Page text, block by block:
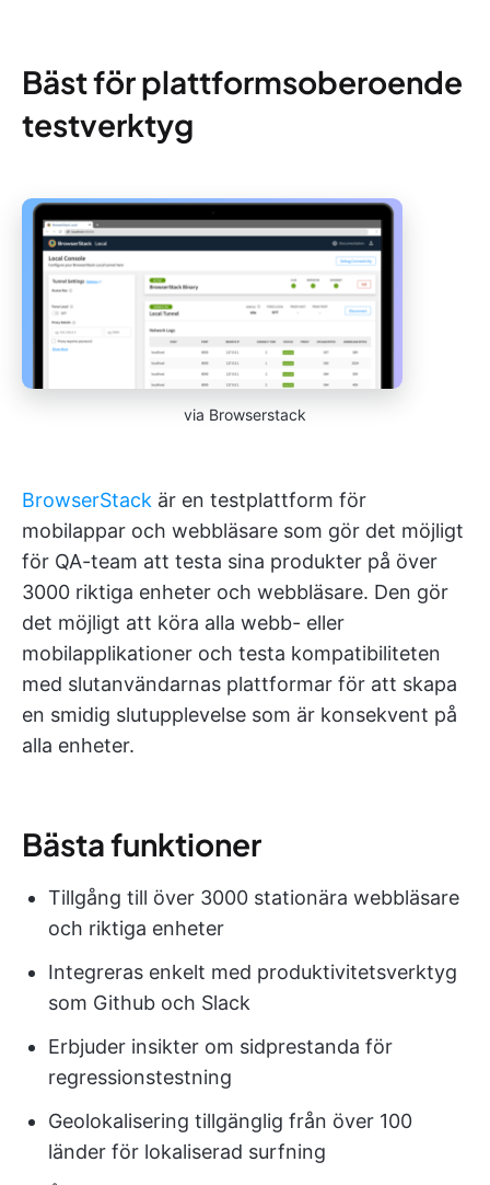
Bäst för plattformsoberoende
testverktyg
via Browserstack
BrowserStack är en testplattform för
mobilappar och webbläsare som gör det möjligt
för QA-team att testa sina produkter på över
3000 riktiga enheter och webbläsare. Den gör
det möjligt att köra alla webb- eller
mobilapplikationer och testa kompatibiliteten
med slutanvändarnas plattformar för att skapa
en smidig slutupplevelse som är konsekvent på
alla enheter.
Bästa funktioner
Tillgång till över 3000 stationära webbläsare
och riktiga enheter
Integreras enkelt med produktivitetsverktyg
som Github och Slack
Erbjuder insikter om sidprestanda för
regressionstestning
Geolokalisering tillgänglig från över 100
länder för lokaliserad surfning